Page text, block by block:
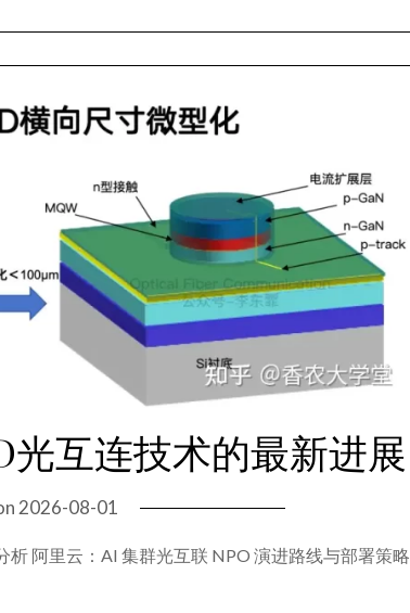
互连技术的最新进展
2026-08-01
阿里云：AI 集群光互联 NPO 演进路线与部署策略